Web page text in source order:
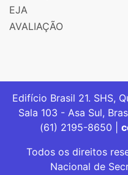
EJA
AVALIAÇÃO
Edifício Brasil 21. SHS,
Sala 103 - Asa Sul,
(61) 2195-8650 |
Todos os direitos
Nacional de